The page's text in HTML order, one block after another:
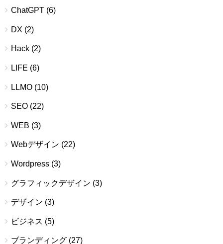
ChatGPT (6)
DX (2)
Hack (2)
LIFE (6)
LLMO (10)
SEO (22)
WEB (3)
Webデザイン (22)
Wordpress (3)
グラフィックデザイン (3)
デザイン (3)
ビジネス (5)
ブランディング (27)